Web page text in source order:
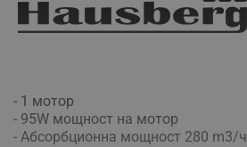
- 1 мотор
- 95W мощност на мотор
- Абсорбционна мощност 280 m3/ч